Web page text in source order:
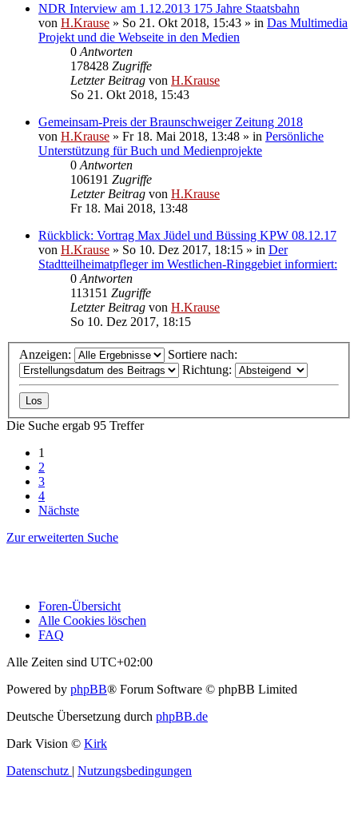
NDR Interview am 1.12.2013 175 Jahre Staatsbahn
von H.Krause » So 21. Okt 2018, 15:43 » in Das Multimedia
Projekt und die Webseite in den Medien
0 Antworten
178428 Zugriffe
Letzter Beitrag von H.Krause
So 21. Okt 2018, 15:43
Gemeinsam-Preis der Braunschweiger Zeitung 2018
von H.Krause » Fr 18. Mai 2018, 13:48 » in Persönliche
Unterstützung für Buch und Medienprojekte
0 Antworten
106191 Zugriffe
Letzter Beitrag von H.Krause
Fr 18. Mai 2018, 13:48
Rückblick: Vortrag Max Jüdel und Büssing KPW 08.12.17
von H.Krause » So 10. Dez 2017, 18:15 » in Der
Stadtteilheimatpfleger im Westlichen-Ringgebiet informiert:
0 Antworten
113151 Zugriffe
Letzter Beitrag von H.Krause
So 10. Dez 2017, 18:15
Anzeigen:
Sortiere nach:
Richtung:
Die Suche ergab 95 Treffer
1
2
3
4
Nächste
Zur erweiterten Suche
Foren-Übersicht
Alle Cookies löschen
FAQ
Alle Zeiten sind UTC+02:00
Powered by phpBB® Forum Software © phpBB Limited
Deutsche Übersetzung durch phpBB.de
Dark Vision © Kirk
Datenschutz
Nutzungsbedingungen